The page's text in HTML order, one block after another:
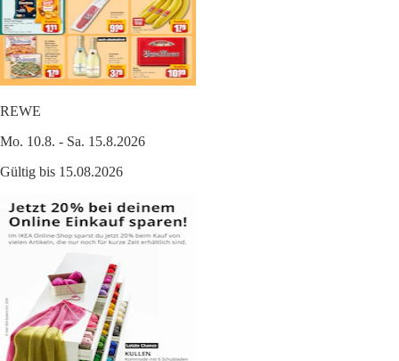
REWE
Mo. 10.8. - Sa. 15.8.2026
Gültig bis 15.08.2026